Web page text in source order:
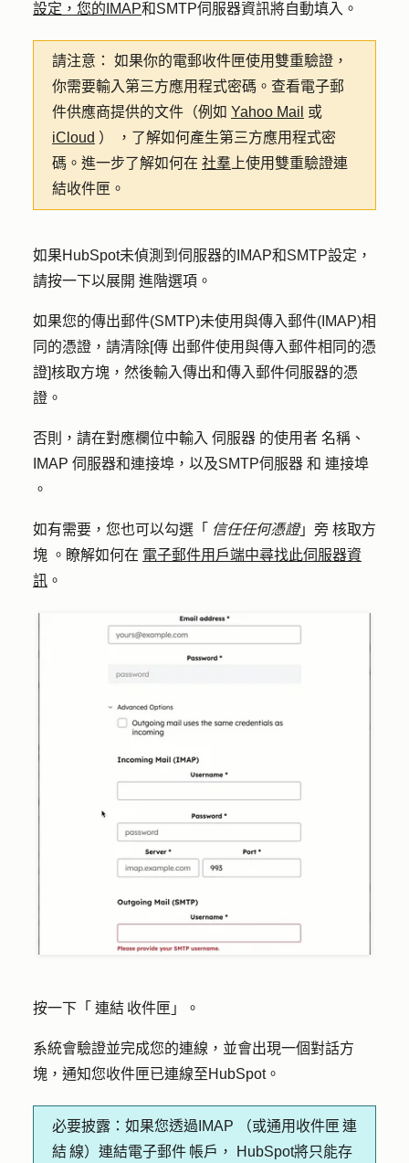
設定，您的IMAP和SMTP伺服器資訊將自動填入。
請注意：
如果你的電郵收件匣使用雙重驗證，
你需要輸入第三方應用程式密碼。查看電子郵
件供應商提供的文件（例如 Yahoo Mail 或
iCloud ） ，了解如何產生第三方應用程式密
碼。進一步了解如何在 社羣 上使用雙重驗證連
結收件匣。
如果HubSpot未偵測到伺服器的IMAP和SMTP設定，
請按一下以展開 進階選項 。
如果您的傳出郵件(SMTP)未使用與傳入郵件(IMAP)相
同的憑證，請清除[傳 出郵件使用與傳入郵件相同的憑
證]核取方塊，然後輸入傳出和傳入郵件伺服器的憑
證。
否則，請在對應欄位中輸入 伺服器 的使用者 名稱 、
IMAP 伺服器和連接埠，以及SMTP伺服器 和 連接埠
。
如有需要，您也可以勾選「 信任任何憑證」旁 核取方
塊 。瞭解如何在 電子郵件用戶端中尋找此伺服器資
訊 。
按一下「 連結 收件匣 」。
系統會驗證並完成您的連線，並會出現一個對話方
塊，通知您收件匣已連線至HubSpot。
必要披露： 如果您透過IMAP （或通用收件匣 連
結 線）連結電子郵件 帳戶， HubSpot將只能存